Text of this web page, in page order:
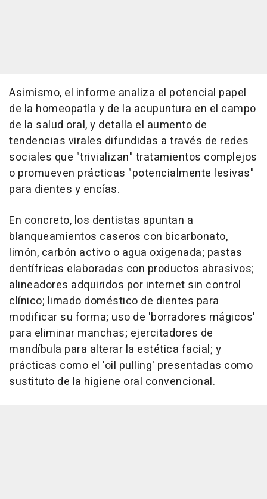
Asimismo, el informe analiza el potencial papel
de la homeopatía y de la acupuntura en el campo
de la salud oral, y detalla el aumento de
tendencias virales difundidas a través de redes
sociales que "trivializan" tratamientos complejos
o promueven prácticas "potencialmente lesivas"
para dientes y encías.
En concreto, los dentistas apuntan a
blanqueamientos caseros con bicarbonato,
limón, carbón activo o agua oxigenada; pastas
dentífricas elaboradas con productos abrasivos;
alineadores adquiridos por internet sin control
clínico; limado doméstico de dientes para
modificar su forma; uso de 'borradores mágicos'
para eliminar manchas; ejercitadores de
mandíbula para alterar la estética facial; y
prácticas como el 'oil pulling' presentadas como
sustituto de la higiene oral convencional.